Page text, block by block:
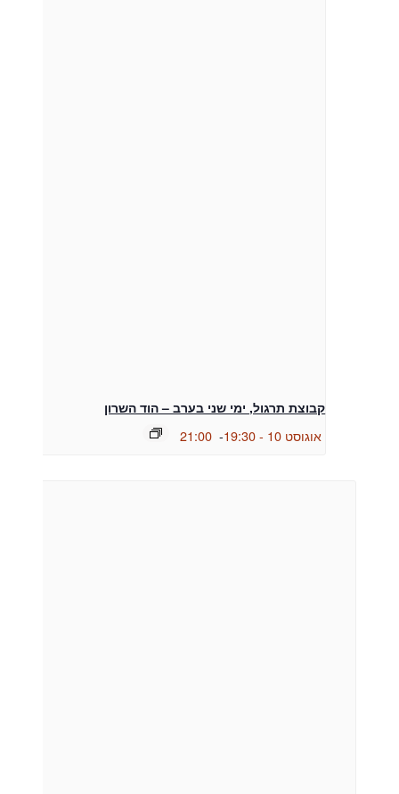
קבוצת תרגול, ימי שני בערב – הוד השרון
אוגוסט 10 - 19:30 -
21:00